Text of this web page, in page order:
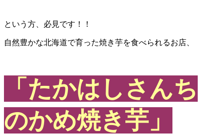
という方、必見です！！
自然豊かな北海道で育った焼き芋を食べられるお店、
「たかはしさんち
のかめ焼き芋」